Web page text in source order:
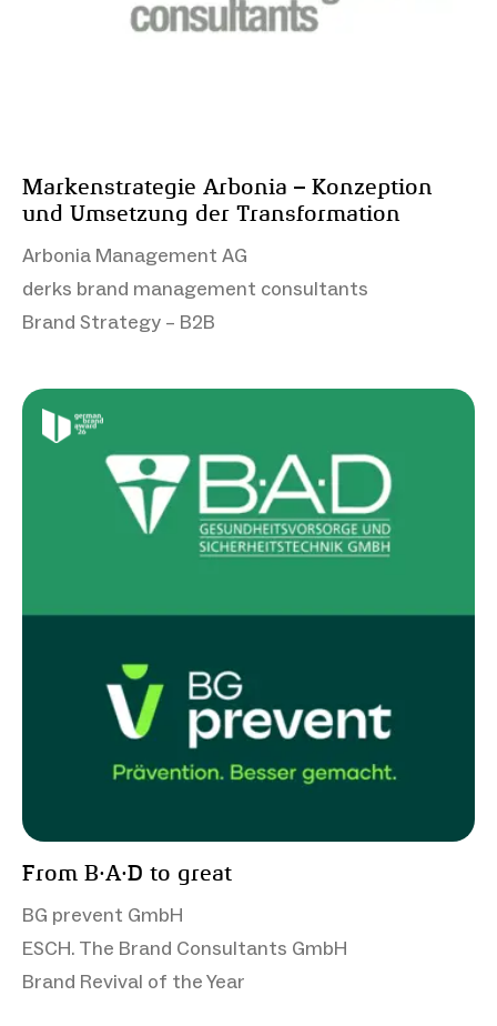
Markenstrategie Arbonia – Konzeption
und Umsetzung der Transformation
Arbonia Management AG
derks brand management consultants
Brand Strategy – B2B
From B·A·D to great
BG prevent GmbH
ESCH. The Brand Consultants GmbH
Brand Revival of the Year